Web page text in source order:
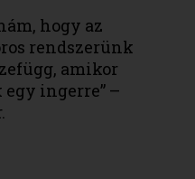
hogy az
rendszerünk
amikor
ingerre” –